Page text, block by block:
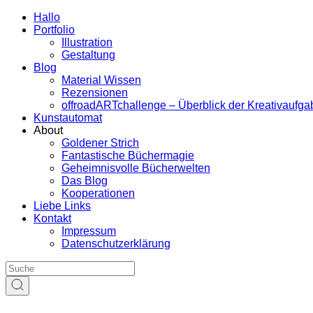
Hallo
Portfolio
Illustration
Gestaltung
Blog
Material Wissen
Rezensionen
offroadARTchallenge – Überblick der
Kunstautomat
About
Goldener Strich
Fantastische Büchermagie
Geheimnisvolle Bücherwelten
Das Blog
Kooperationen
Liebe Links
Kontakt
Impressum
Datenschutzerklärung